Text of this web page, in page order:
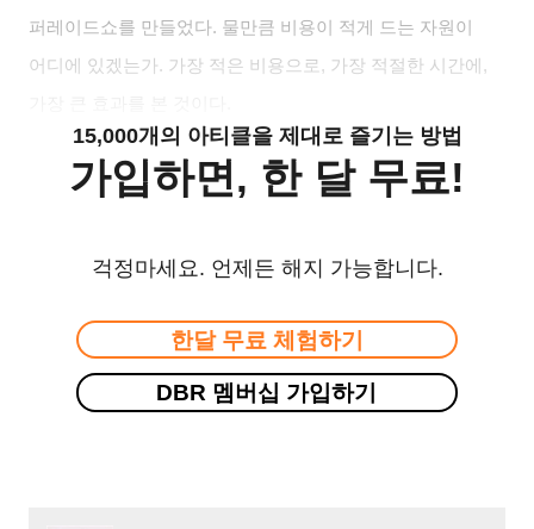
퍼레이드쇼를 만들었다. 물만큼 비용이 적게 드는 자원이
어디에 있겠는가. 가장 적은 비용으로, 가장 적절한 시간에,
15,000개의 아티클을 제대로 즐기는 방법
가입하면, 한 달 무료!
걱정마세요. 언제든 해지 가능합니다.
한달 무료 체험하기
DBR 멤버십 가입하기